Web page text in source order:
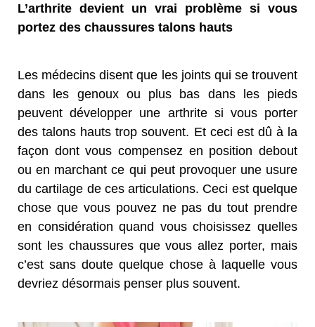
L’arthrite devient un vrai problème si vous
portez des chaussures talons hauts
Les médecins disent que les joints qui se trouvent
dans les genoux ou plus bas dans les pieds
peuvent développer une arthrite si vous porter
des talons hauts trop souvent. Et ceci est dû à la
façon dont vous compensez en position debout
ou en marchant ce qui peut provoquer une usure
du cartilage de ces articulations. Ceci est quelque
chose que vous pouvez ne pas du tout prendre
en considération quand vous choisissez quelles
sont les chaussures que vous allez porter, mais
c’est sans doute quelque chose à laquelle vous
devriez désormais penser plus souvent.